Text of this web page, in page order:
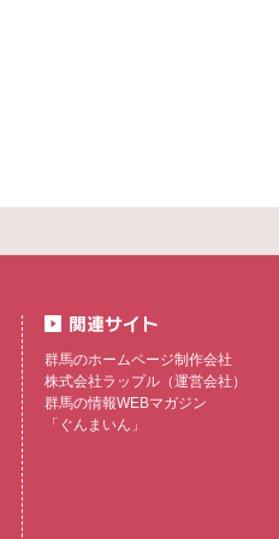
群馬のホームページ制作会社
株式会社ラップル （運営会社）
群馬の情報WEBマガジン
「ぐんまいん」